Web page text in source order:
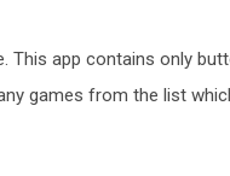
This app contains only
games from the list